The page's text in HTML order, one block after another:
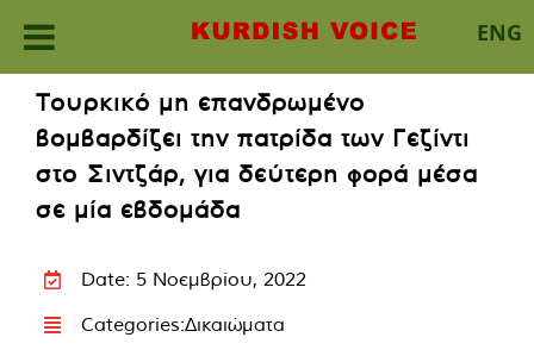
ENG
content
Τουρκικό μη επανδρωμένο
βομβαρδίζει την πατρίδα των Γεζίντι
στο Σιντζάρ, για δεύτερη φορά μέσα
σε μία εβδομάδα
Date: 5 Νοεμβρίου, 2022
Categories:Δικαιώματα